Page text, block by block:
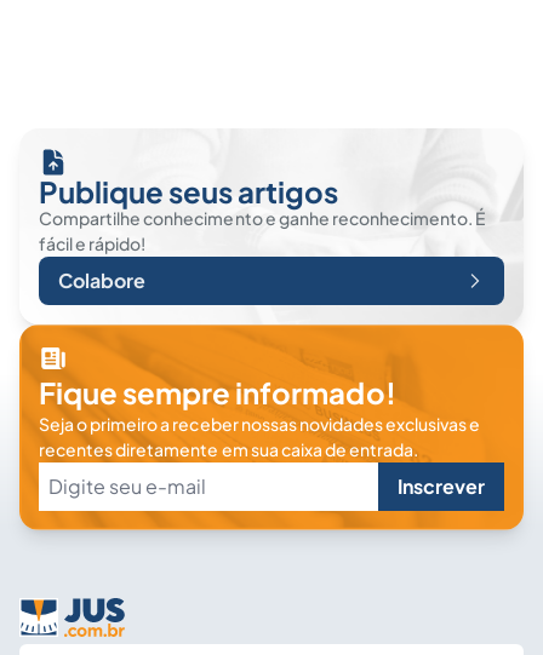
Publique seus artigos
Compartilhe conhecimento e ganhe reconhecimento. É
fácil e rápido!
Colabore
Fique sempre informado!
Seja o primeiro a receber nossas novidades exclusivas e
recentes diretamente em sua caixa de entrada.
Inscrever